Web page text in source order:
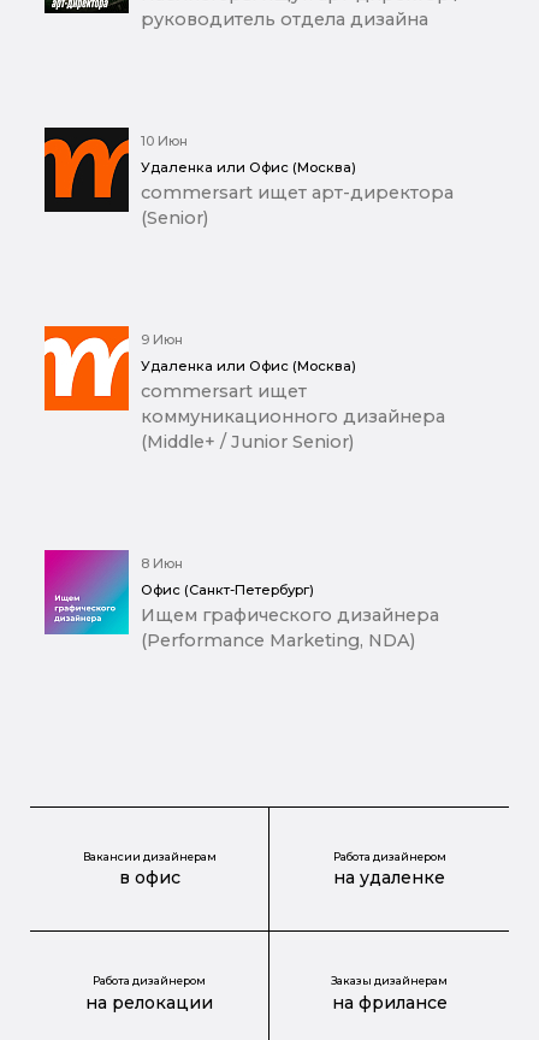
руководитель отдела дизайна
10 Июн
Удаленка или Офис (Москва)
commersart ищет арт-директора
(Senior)
9 Июн
Удаленка или Офис (Москва)
commersart ищет
коммуникационного дизайнера
(Middle+ / Junior Senior)
8 Июн
Офис (Санкт-Петербург)
Ищем графического дизайнера
(Performance Marketing, NDA)
Вакансии дизайнерам
в офис
Работа дизайнером
на удаленке
Работа дизайнером
на релокации
Заказы дизайнерам
на фрилансе